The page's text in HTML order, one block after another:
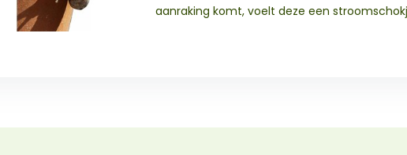
aanraking komt, voelt deze een